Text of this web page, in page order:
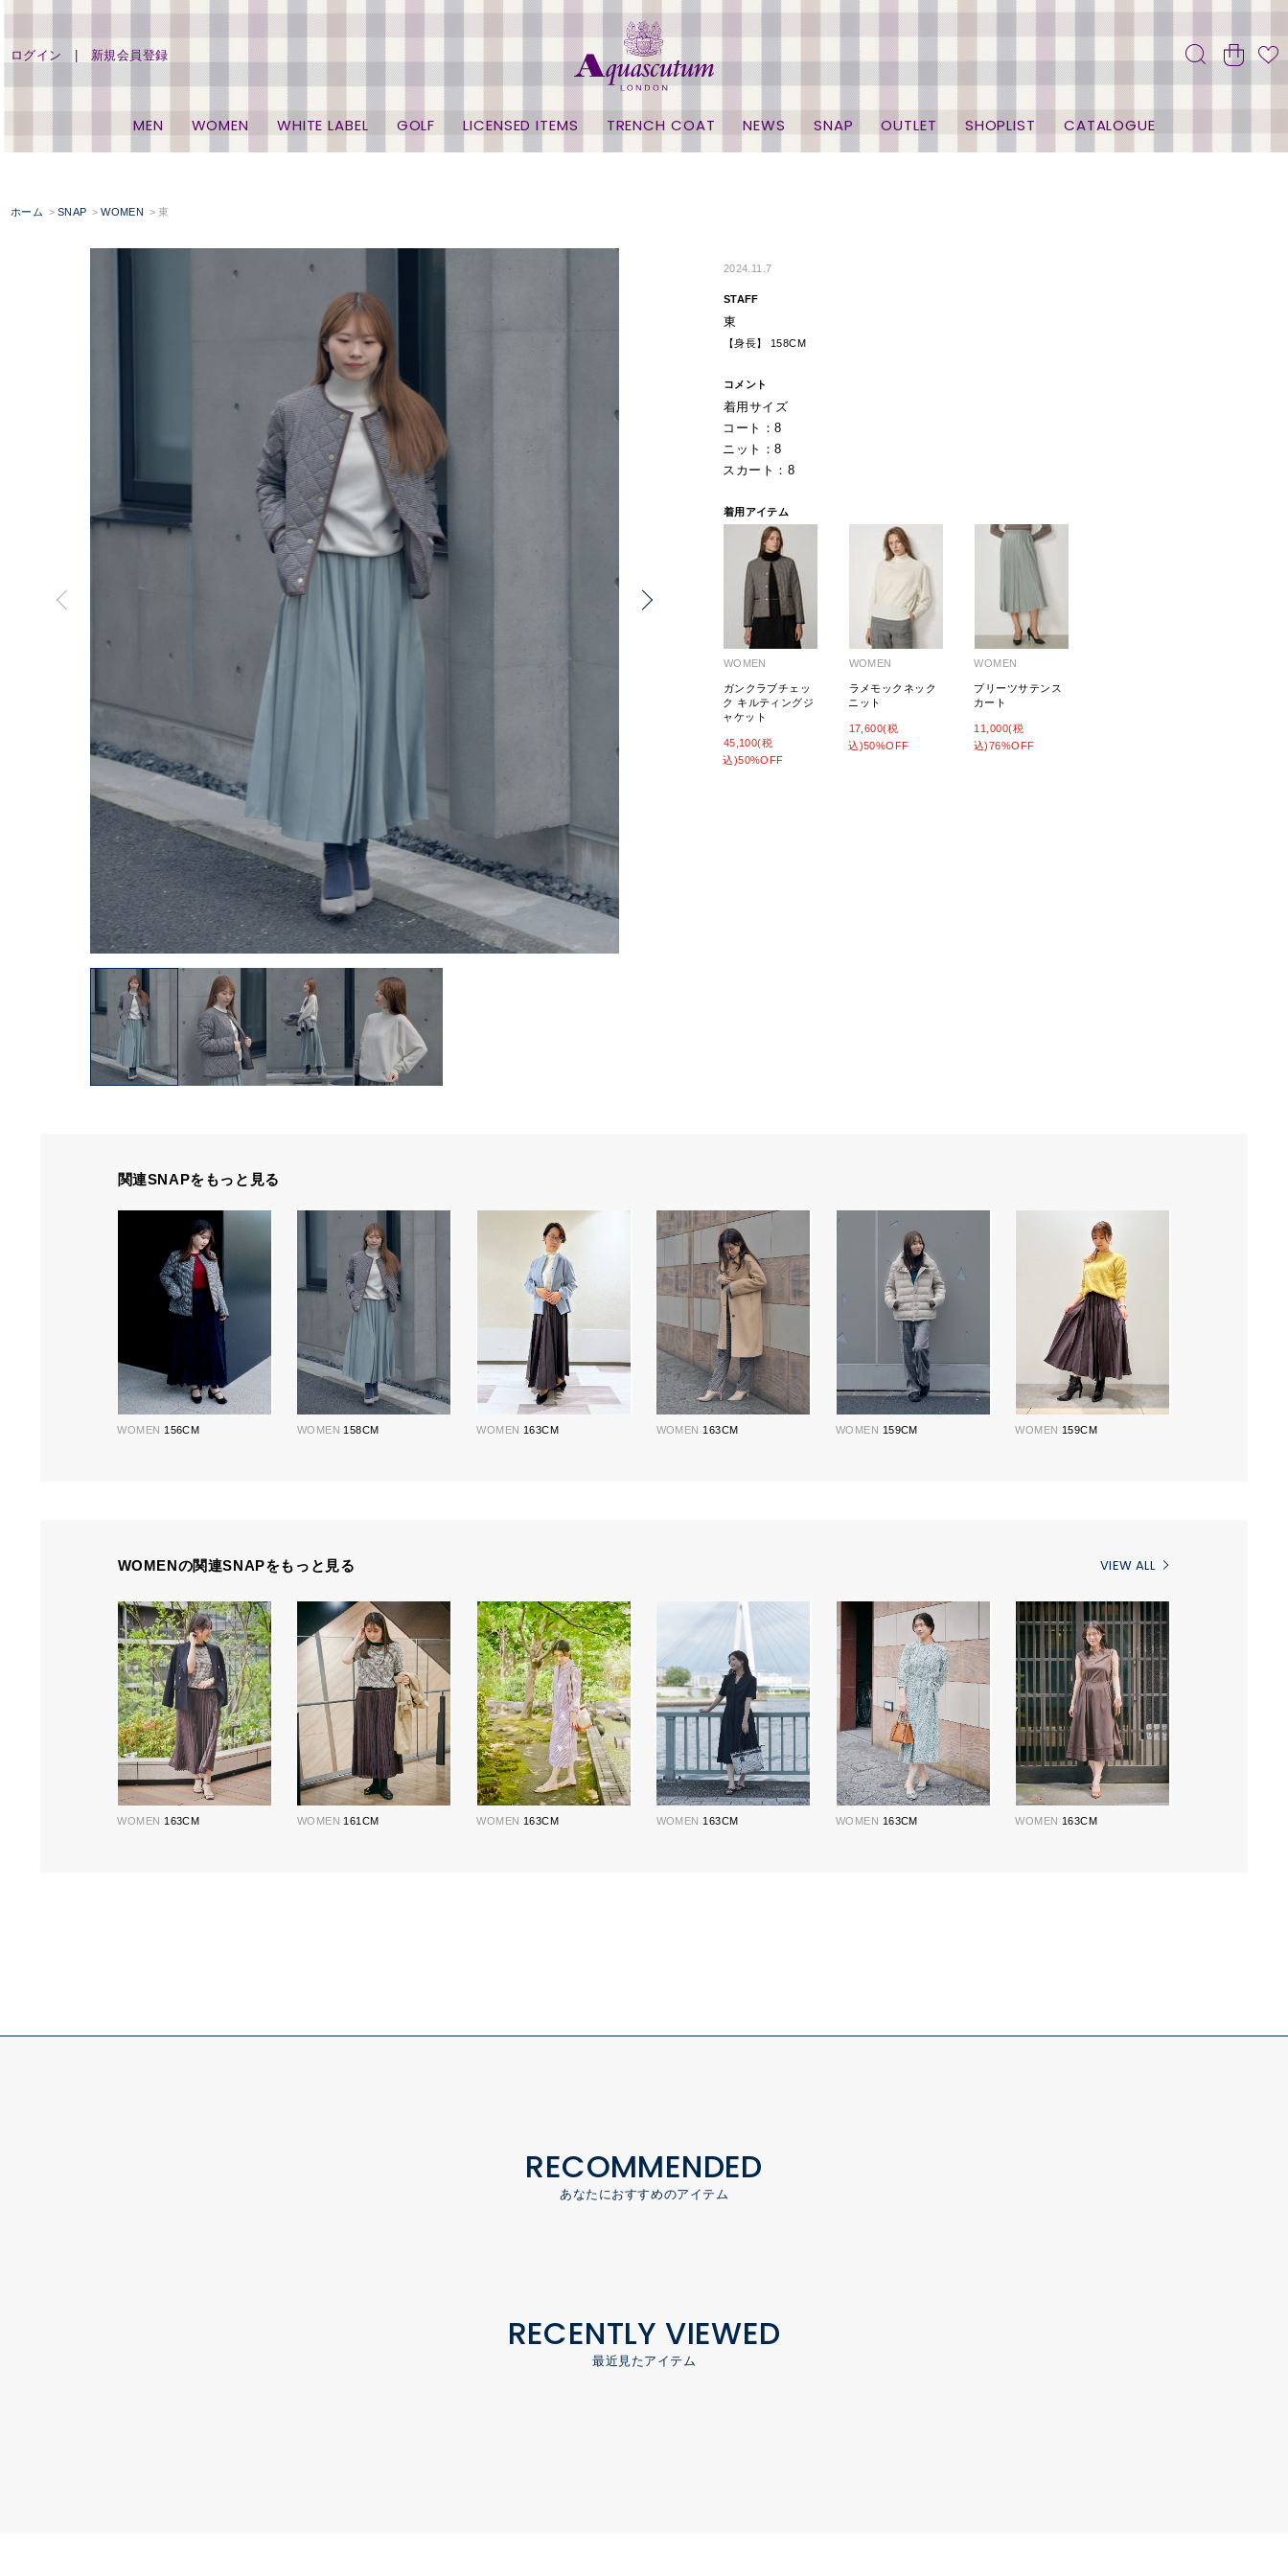
ログイン 新規会員登録
MEN WOMEN WHITE LABEL GOLF LICENSED ITEMS TRENCH COAT NEWS SNAP OUTLET SHOPLIST CATALOGUE
ホーム SNAP WOMEN 東
2024.11.7
STAFF
東
【身長】 158CM
コメント
着用サイズ
コート：8
ニット：8
スカート：8
着用アイテム
WOMEN
ガンクラブチェッ
ク キルティングジ
ャケット
45,100(税
込)50%OFF
WOMEN
ラメモックネック
ニット
17,600(税
込)50%OFF
WOMEN
プリーツサテンス
カート
11,000(税
込)76%OFF
関連SNAPをもっと見る
WOMEN 156CM WOMEN 158CM WOMEN 163CM WOMEN 163CM WOMEN 159CM WOMEN 159CM
WOMENの関連SNAPをもっと見る VIEW ALL
WOMEN 163CM WOMEN 161CM WOMEN 163CM WOMEN 163CM WOMEN 163CM WOMEN 163CM
RECOMMENDED
あなたにおすすめのアイテム
RECENTLY VIEWED
最近見たアイテム